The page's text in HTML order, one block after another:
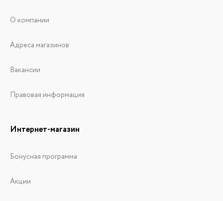
О компании
Адреса магазинов
Вакансии
Правовая информация
Интернет-магазин
Бонусная программа
Акции